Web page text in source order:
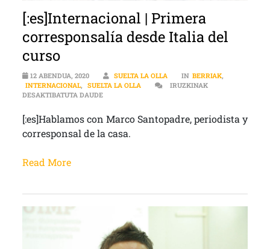
[:es]Internacional | Primera
corresponsalía desde Italia del
curso
12 ABENDUA, 2020 SUELTA LA OLLA IN BERRIAK,
INTERNACIONAL, SUELTA LA OLLA
IRUZKINAK
DESAKTIBATUTA DAUDE[:ES]INTERNACIONAL | PRIMERA
[:es]Hablamos con Marco Santopadre, periodista y
corresponsal de la casa.
Read More